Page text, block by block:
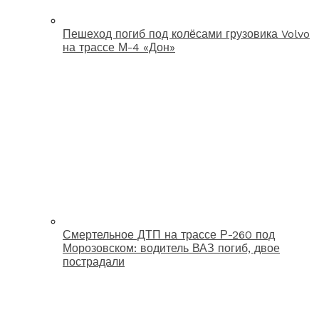
Пешеход погиб под колёсами грузовика Volvo
на трассе М-4 «Дон»
Смертельное ДТП на трассе Р-260 под
Морозовском: водитель ВАЗ погиб, двое
пострадали